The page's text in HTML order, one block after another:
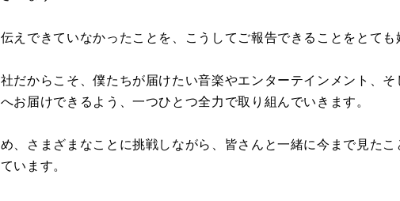
えできていなかったことを、こうしてご報告できることをとて
だからこそ、僕たちが届けたい音楽やエンターテインメント、
お届けできるよう、一つひとつ全力で取り組んでいきます。
、さまざまなことに挑戦しながら、皆さんと一緒に今まで見た
います。